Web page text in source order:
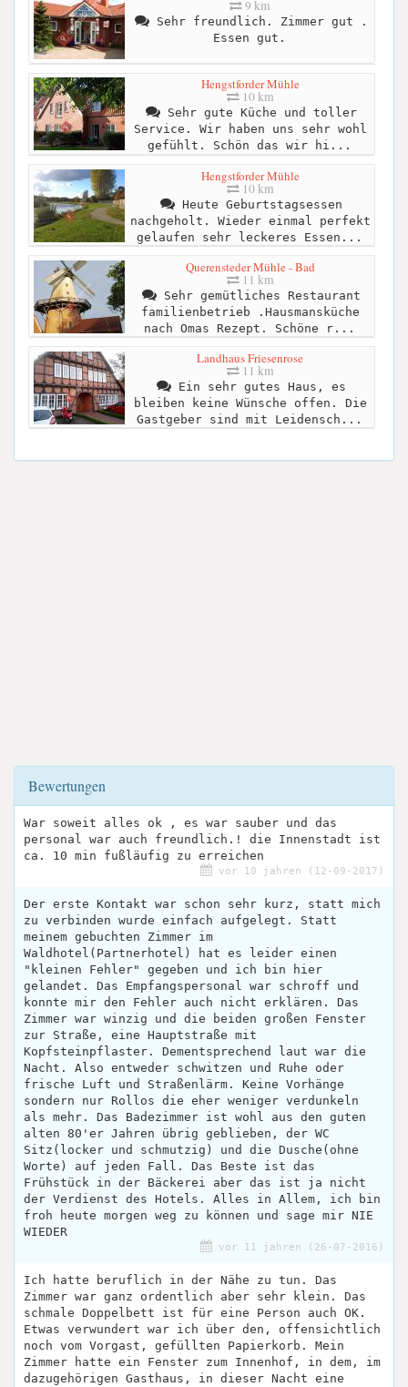
9 km
Sehr freundlich. Zimmer gut .
Essen gut.
Hengstforder Mühle
10 km
Sehr gute Küche und toller
Service. Wir haben uns sehr wohl
gefühlt. Schön das wir hi...
Hengstforder Mühle
10 km
Heute Geburtstagsessen
nachgeholt. Wieder einmal perfekt
gelaufen sehr leckeres Essen...
Querensteder Mühle - Bad
11 km
Sehr gemütliches Restaurant
familienbetrieb .Hausmansküche
nach Omas Rezept. Schöne r...
Landhaus Friesenrose
11 km
Ein sehr gutes Haus, es
bleiben keine Wünsche offen. Die
Gastgeber sind mit Leidensch...
Bewertungen
War soweit alles ok , es war sauber und das
personal war auch freundlich.! die Innenstadt ist
ca. 10 min fußläufig zu erreichen
vor 10 jahren (12-09-2017)
Der erste Kontakt war schon sehr kurz, statt mich
zu verbinden wurde einfach aufgelegt. Statt
meinem gebuchten Zimmer im
Waldhotel(Partnerhotel) hat es leider einen
"kleinen Fehler" gegeben und ich bin hier
gelandet. Das Empfangspersonal war schroff und
konnte mir den Fehler auch nicht erklären. Das
Zimmer war winzig und die beiden großen Fenster
zur Straße, eine Hauptstraße mit
Kopfsteinpflaster. Dementsprechend laut war die
Nacht. Also entweder schwitzen und Ruhe oder
frische Luft und Straßenlärm. Keine Vorhänge
sondern nur Rollos die eher weniger verdunkeln
als mehr. Das Badezimmer ist wohl aus den guten
alten 80'er Jahren übrig geblieben, der WC
Sitz(locker und schmutzig) und die Dusche(ohne
Worte) auf jeden Fall. Das Beste ist das
Frühstück in der Bäckerei aber das ist ja nicht
der Verdienst des Hotels. Alles in Allem, ich bin
froh heute morgen weg zu können und sage mir NIE
WIEDER
vor 11 jahren (26-07-2016)
Ich hatte beruflich in der Nähe zu tun. Das
Zimmer war ganz ordentlich aber sehr klein. Das
schmale Doppelbett ist für eine Person auch OK.
Etwas verwundert war ich über den, offensichtlich
noch vom Vorgast, gefüllten Papierkorb. Mein
Zimmer hatte ein Fenster zum Innenhof, in dem, im
dazugehörigen Gasthaus, in dieser Nacht eine